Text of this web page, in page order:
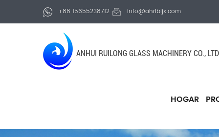
+86 15655238712 info@ahrlbljx.com
ANHUI RUILONG GLASS MACHINERY CO.,
HOGAR